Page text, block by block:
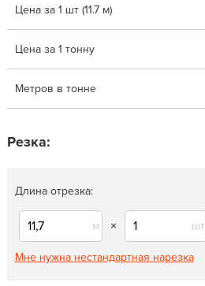
Цена за 1 шт (11.7 м)
Цена за 1 тонну
Метров в тонне
Резка:
Длина отрезка:
м × шт
Мне нужна нестандартная нарезка